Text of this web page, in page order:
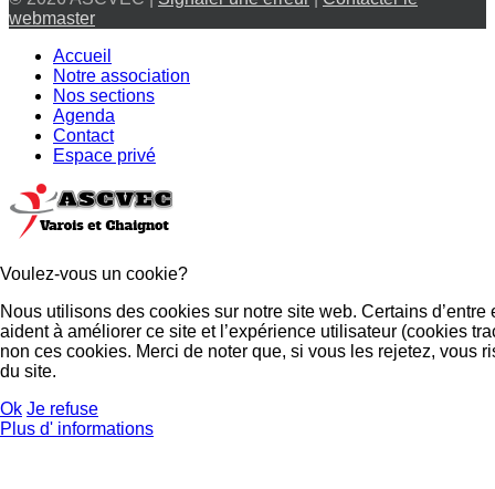
webmaster
Accueil
Notre association
Nos sections
Agenda
Contact
Espace privé
Voulez-vous un cookie?
Nous utilisons des cookies sur notre site web. Certains
aident à améliorer ce site et l’expérience utilisateur (cookies
non ces cookies. Merci de noter que, si vous les rejetez, vous
du site.
Ok Je refuse
Plus d' informations